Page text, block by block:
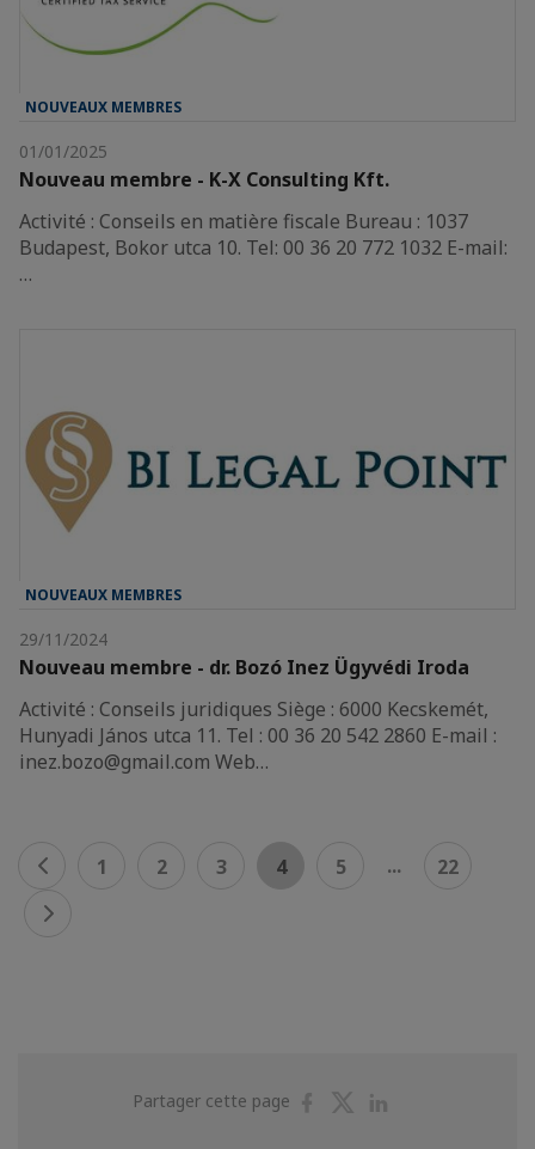
NOUVEAUX MEMBRES
01/01/2025
Nouveau membre - K-X Consulting Kft.
Activité : Conseils en matière fiscale Bureau : 1037
Budapest, Bokor utca 10. Tel: 00 36 20 772 1032 E-mail:
…
NOUVEAUX MEMBRES
29/11/2024
Nouveau membre - dr. Bozó Inez Ügyvédi Iroda
Activité : Conseils juridiques Siège : 6000 Kecskemét,
Hunyadi János utca 11. Tel : 00 36 20 542 2860 E-mail :
inez.bozo@gmail.com Web…
1 2 3 4 5 ... 22
Partager cette page
PartagerPartager